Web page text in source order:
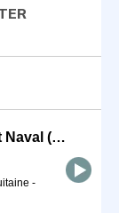
Technicien ordonnancement - Expert Naval (H/F)
-